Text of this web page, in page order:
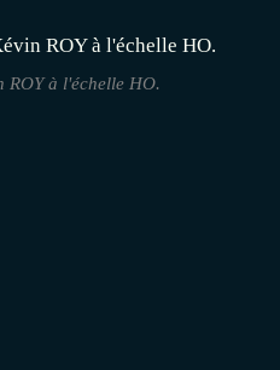
à l'échelle HO.